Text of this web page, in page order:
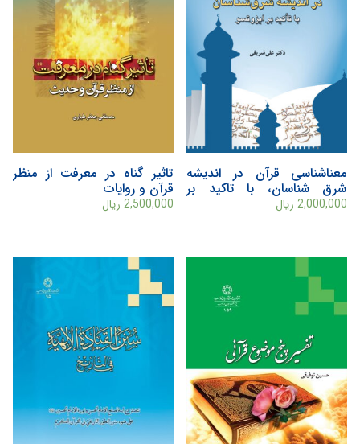
معناشناسی قرآن در اندیشه
شرق شناسان، با تاکید بر
ایزوتسو
2,000,000 ریال
تاثیر گناه در معرفت از منظر
قرآن و روایات
2,500,000 ریال